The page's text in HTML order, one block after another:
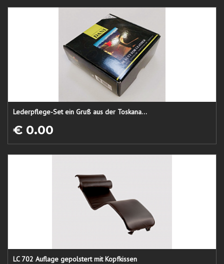
Lederpflege-Set ein Gruß aus der Toskana...
€ 0.00
LC 702 Auflage gepolstert mit Kopfkissen